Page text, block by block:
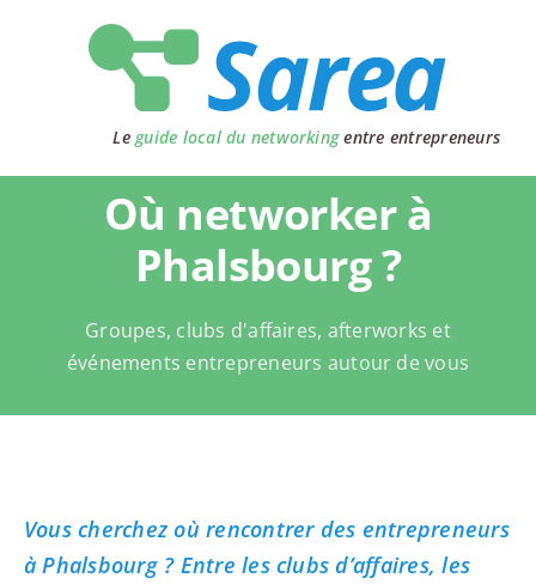
Le guide local du networkingentre entrepreneurs
Où networker à
Phalsbourg ?
Groupes, clubs d'affaires, afterworks et
événements entrepreneurs autour de vous
Vous cherchez où rencontrer des entrepreneurs
à Phalsbourg ? Entre les clubs d’affaires, les